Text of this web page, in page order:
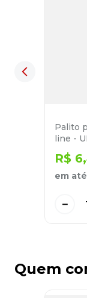
Palito
line -
R$ 6,
em até
－
Quem